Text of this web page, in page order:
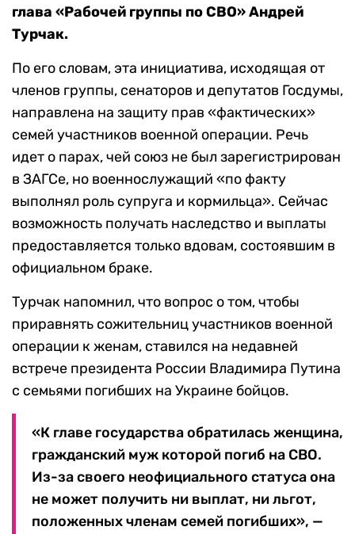
глава «Рабочей группы по СВО» Андрей
Турчак.
По его словам, эта инициатива, исходящая от
членов группы, сенаторов и депутатов Госдумы,
направлена на защиту прав «фактических»
семей участников военной операции. Речь
идет о парах, чей союз не был зарегистрирован
в ЗАГСе, но военнослужащий «по факту
выполнял роль супруга и кормильца». Сейчас
возможность получать наследство и выплаты
предоставляется только вдовам, состоявшим в
официальном браке.
Турчак напомнил, что вопрос о том, чтобы
приравнять сожительниц участников военной
операции к женам, ставился на недавней
встрече президента России Владимира Путина
с семьями погибших на Украине бойцов.
«К главе государства обратилась женщина,
гражданский муж которой погиб на СВО.
Из-за своего неофициального статуса она
не может получить ни выплат, ни льгот,
положенных членам семей погибших», —